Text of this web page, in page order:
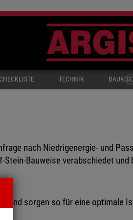
CHECKLISTE TECHNIK
nach Niedrigenergie- und
Bauweise verabschiedet und
und sorgen so für eine optimale